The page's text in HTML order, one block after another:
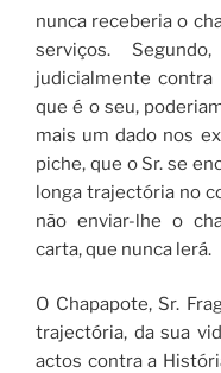
nunca receberia o
serviços.
judicialmente
que é o seu,
mais um dado nos
piche, que o Sr. se
longa trajectória no
não enviar-lhe o
carta, que nunca lerá.
O Chapapote, Sr.
trajectória, da sua
actos contra a